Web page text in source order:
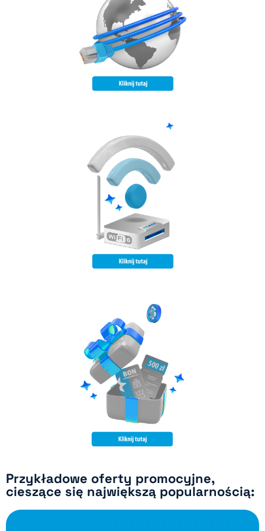
SZYBKI INTERNET
ŚWIATŁOWODOWY
Wybierz najszybszy internet w promocyjnej cenie.
Według niezależnych rankingów Speedtest.pl, od 46
NOWOCZESNY ROUTER
Z TECHNOLOGIĄ WI-FI 6
(Promocja dla mieszkańców bloków)
Otrzymaj router Wi-Fi 6 bez dodatkowych opłat, co
pozwoli na pełne wykorzystanie możliwości
szybkiego internetu.
BON 500 PLN
NA DOWOLNE USŁUGI
(Promocja dla domów jednorodzinnych,
ograniczona terytorialnie)
Voucher można wykorzystać na instalację
przyłącza, szybszy internet światłowodowy,
bogatszy pakiet telewizyjny lub dodatkowe
urządzenia – dla jeszcze większej wygody
korzystania z naszych usług!
Przykładowe oferty promocyjne,
cieszące się największą popularnością: